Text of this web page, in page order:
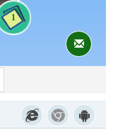
1